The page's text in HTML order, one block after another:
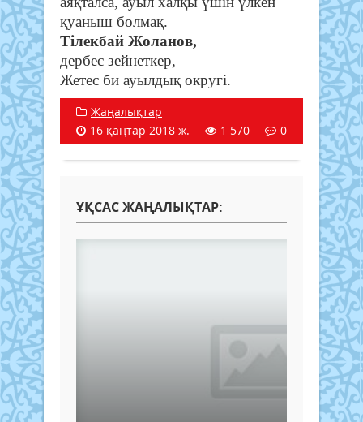
қуаныш болмақ.
Тілекбай Жоланов,
дербес зейнеткер,
Жетес би ауылдық округі.
Жаңалықтар
16 қаңтар 2018 ж.
1 570 0
ҰҚСАС ЖАҢАЛЫҚТАР: